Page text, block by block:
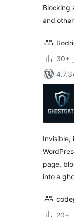
Blocking
and
Invisible,
page,
into a